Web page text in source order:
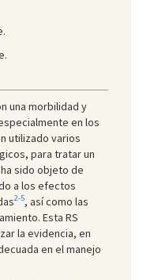
una morbilidad y
en los
utilizado varios
para tratar un
sido objeto de
a los efectos
2-5, así como las
Esta RS
la evidencia, en
en el manejo